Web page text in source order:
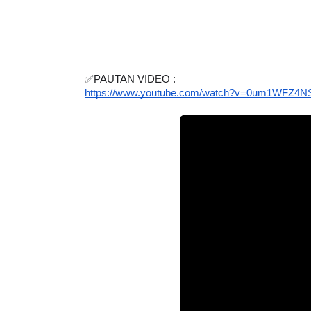
✅PAUTAN VIDEO :
https://www.youtube.com/